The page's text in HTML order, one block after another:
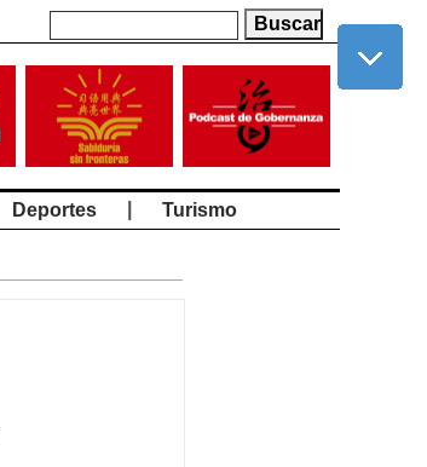
Deportes Turismo